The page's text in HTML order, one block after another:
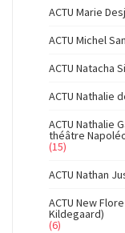
ACTU Marie
ACTU Michel
ACTU Natacha
ACTU Nathalie
ACTU Nathalie
théâtre
(15)
ACTU Nathan
ACTU New
Kildegaard)
(6)